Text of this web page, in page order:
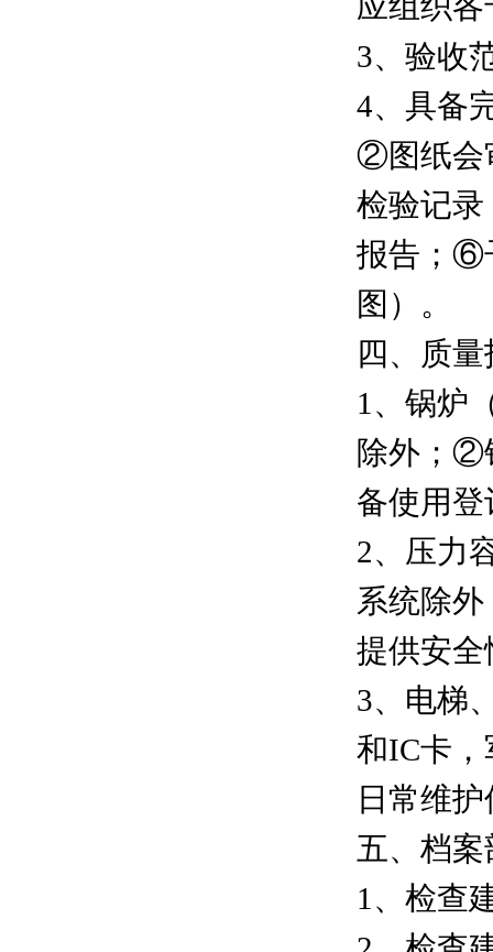
3、验收
4、具备
②图纸会
检验记
报告；⑥
图）。
四、质
1、锅炉
除外；②
备使用
2、压力
系统除
提供安
3、电梯
和IC卡
日常维
五、档
1、检查